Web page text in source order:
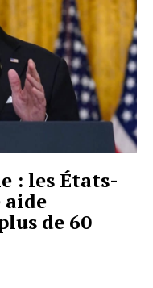
: les États-
aide
de 60